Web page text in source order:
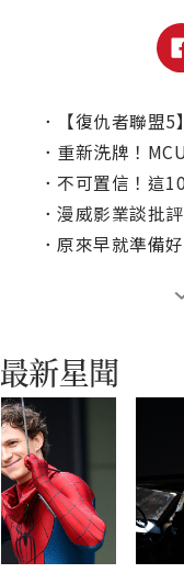
．
【復仇者聯盟
． 重新洗牌！
． 不可置信！這
． 漫威影業談批
． 原來早就準備好